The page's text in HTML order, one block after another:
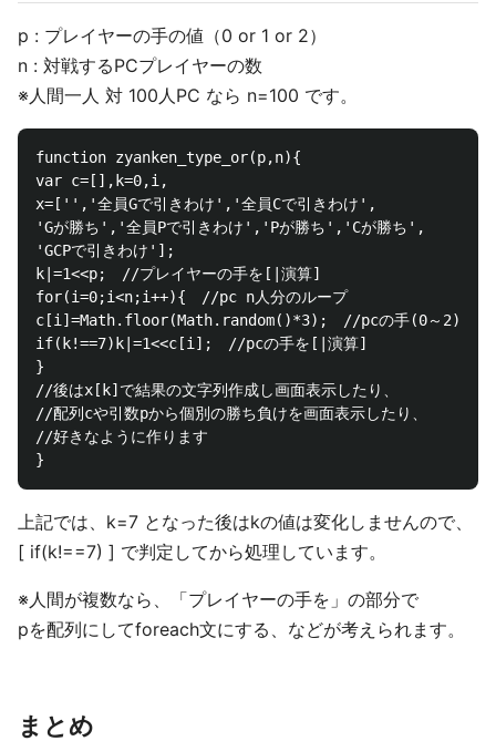
p : プレイヤーの手の値（0 or 1 or 2）
n : 対戦するPCプレイヤーの数
※人間一人 対 100人PC なら n=100 です。
function zyanken_type_or(p,n){
var c=[],k=0,i,
x=['','全員Gで引きわけ','全員Cで引きわけ',
'Gが勝ち','全員Pで引きわけ','Pが勝ち','Cが勝ち',
'GCPで引きわけ'];
k|=1<<p;　//プレイヤーの手を[|演算]
for(i=0;i<n;i++){　//pc n人分のループ
c[i]=Math.floor(Math.random()*3);　//pcの手(0～2)
if(k!==7)k|=1<<c[i];　//pcの手を[|演算]
}
//後はx[k]で結果の文字列作成し画面表示したり、
//配列cや引数pから個別の勝ち負けを画面表示したり、
//好きなように作ります
上記では、k=7 となった後はkの値は変化しませんので、
[ if(k!==7) ] で判定してから処理しています。
※人間が複数なら、「プレイヤーの手を」の部分で
pを配列にしてforeach文にする、などが考えられます。
まとめ